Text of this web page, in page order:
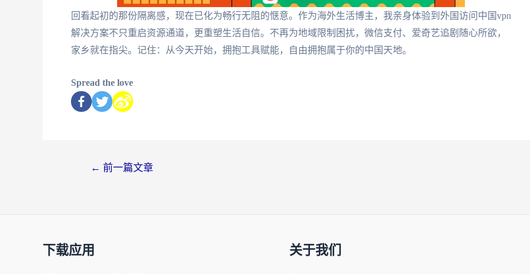
回看起初的那份隔离感，现在已化为畅行无阻的惬意。作为海外生活博主，我亲身体验到外国访问中国vpn
解决方案不只重启资源通道，更重塑生活自信。不再为地域限制困扰，微信支付、爱奇艺追剧随心所欲，
家乡就在指尖。记住：从今天开始，拥抱工具赋能，自由拥抱属于你的中国天地。
Spread the love
← 前一篇文章
下载应用 关于我们